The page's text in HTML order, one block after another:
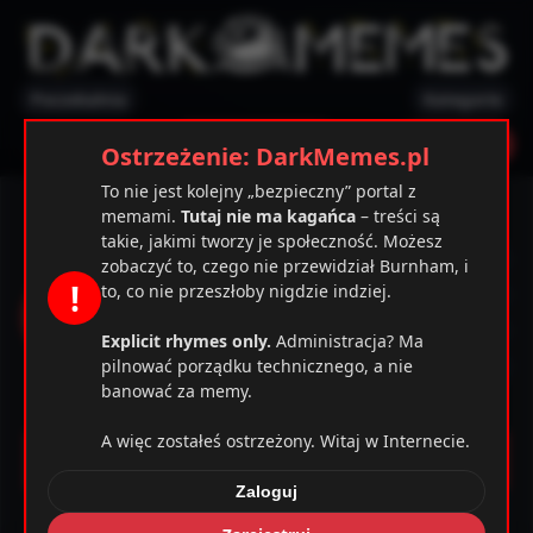
Ostrzeżenie Zarejestruj
Frankie
37 / 97
1029
08.04.2021
7
Komentarze
!
Ostrzeżenie: DarkMemes.pl
To nie jest kolejny „bezpieczny” portal z
memami. Tutaj nie ma kagańca – treści są
takie, jakimi tworzy je społeczność. Możesz
zobaczyć to, czego nie przewidział Burnham, i
to, co nie przeszłoby nigdzie indziej.
Explicit rhymes only. Administracja? Ma
pilnować porządku technicznego, a nie
banować za memy.
A więc zostałeś ostrzeżony. Witaj w Internecie.
Zaloguj